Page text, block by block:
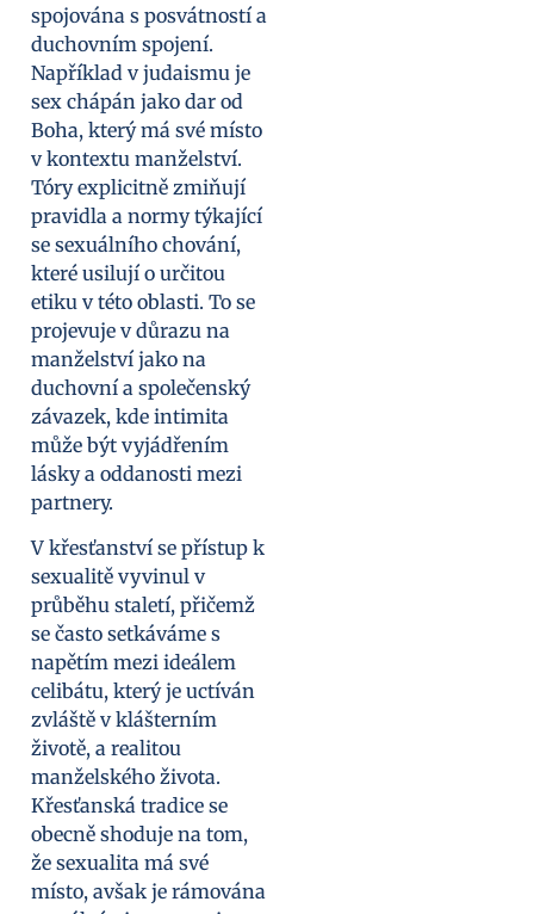
spojována s posvátností a
duchovním spojení.
Například v judaismu je
sex chápán jako dar od
Boha, který má své místo
v kontextu manželství.
Tóry explicitně zmiňují
pravidla a normy týkající
se sexuálního chování,
které usilují o určitou
etiku v této oblasti. To se
projevuje v důrazu na
manželství jako na
duchovní a společenský
závazek, kde intimita
může být vyjádřením
lásky a oddanosti mezi
partnery.
V křesťanství se přístup k
sexualitě vyvinul v
průběhu staletí, přičemž
se často setkáváme s
napětím mezi ideálem
celibátu, který je uctíván
zvláště v klášterním
životě, a realitou
manželského života.
Křesťanská tradice se
obecně shoduje na tom,
že sexualita má své
místo, avšak je rámována